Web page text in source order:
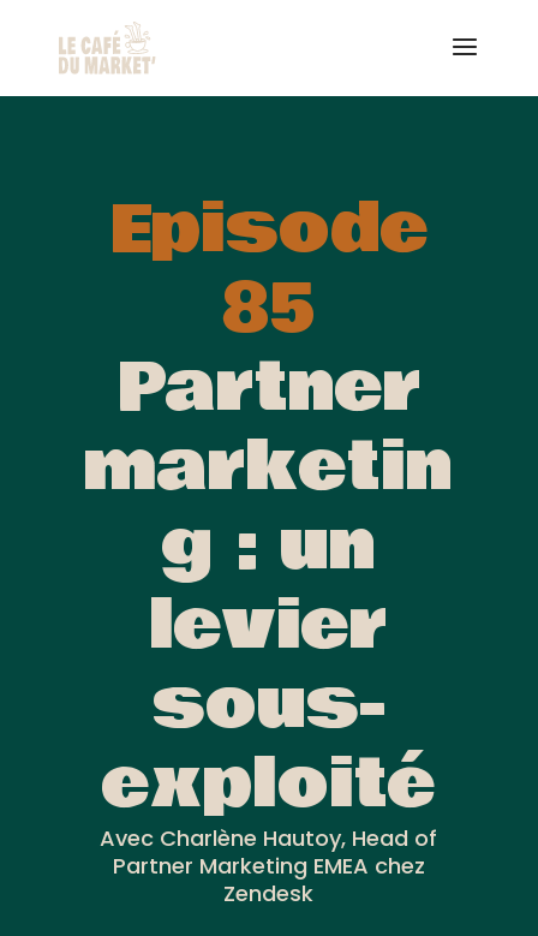
Episode
85
Partner
marketin
g : un
levier
sous-
exploité
Avec Charlène Hautoy, Head of
Partner Marketing EMEA chez
Zendesk